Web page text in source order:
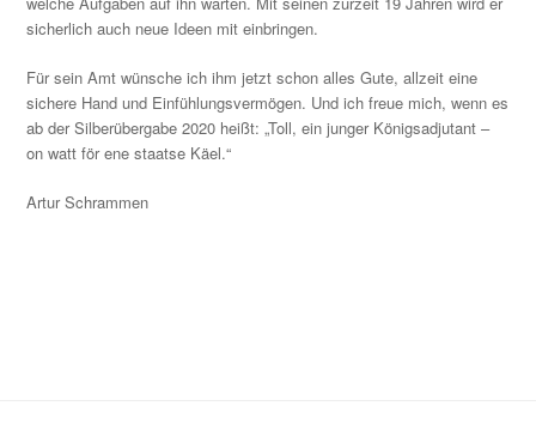
sicherlich auch neue Ideen mit einbringen.
Für sein Amt wünsche ich ihm jetzt schon alles Gute, allzeit eine
sichere Hand und Einfühlungsvermögen. Und ich freue mich, wenn es
ab der Silberübergabe 2020 heißt: „Toll, ein junger Königsadjutant –
on watt för ene staatse Käel.“
Artur Schrammen